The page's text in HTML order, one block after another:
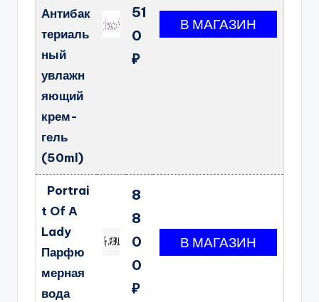
Антибак
териаль
ный
увлажн
яющий
крем-
гель
(50ml)
51
0
₽
Portrai
t Of A
Lady
Парфю
мерная
вода
8
8
0
0
₽